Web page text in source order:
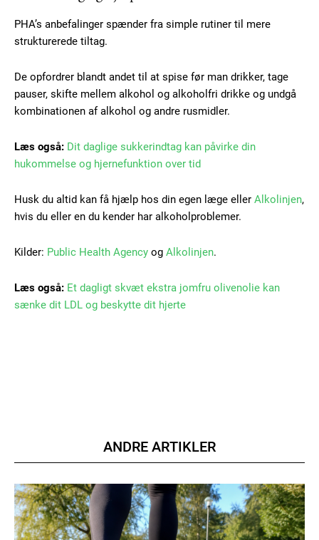
Free limited access
Gratis / forever
Etiam est nibh, lobortis sit
Praesent euismod ac
Ut mollis pellentesque tortor
Nullam eu erat condimentum
Orci varius natoque dolor
Praesent euismod ac
Ut mollis pellentesque tortor
Nullam eu erat condimentum
PHA’s anbefalinger spænder fra simple rutiner til mere
strukturerede tiltag.
De opfordrer blandt andet til at spise før man drikker, tage
pauser, skifte mellem alkohol og alkoholfri drikke og undgå
kombinationen af alkohol og andre rusmidler.
Læs også: Dit daglige sukkerindtag kan påvirke din
hukommelse og hjernefunktion over tid
Husk du altid kan få hjælp hos din egen læge eller Alkolinjen,
hvis du eller en du kender har alkoholproblemer.
Kilder: Public Health Agency og Alkolinjen.
Læs også: Et dagligt skvæt ekstra jomfru olivenolie kan
sænke dit LDL og beskytte dit hjerte
ANDRE ARTIKLER